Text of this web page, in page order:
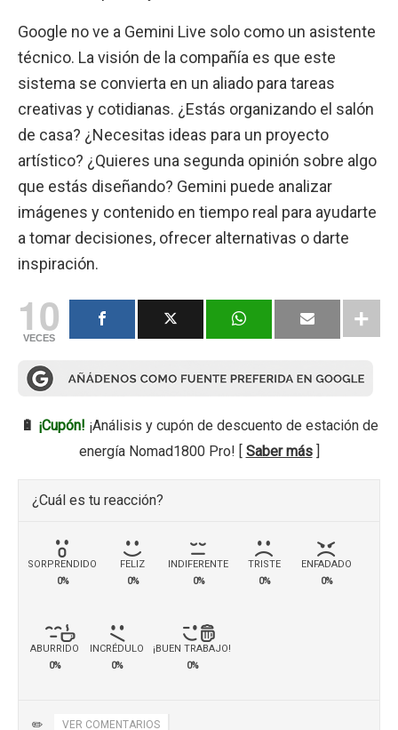
Google no ve a Gemini Live solo como un asistente
técnico. La visión de la compañía es que este
sistema se convierta en un aliado para tareas
creativas y cotidianas. ¿Estás organizando el salón
de casa? ¿Necesitas ideas para un proyecto
artístico? ¿Quieres una segunda opinión sobre algo
que estás diseñando? Gemini puede analizar
imágenes y contenido en tiempo real para ayudarte
a tomar decisiones, ofrecer alternativas o darte
inspiración.
10
VECES
🔋 ¡Cupón! ¡Análisis y cupón de descuento de estación de
energía Nomad1800 Pro! [ Saber más]
¿Cuál es tu reacción?
SORPRENDIDO
0%
FELIZ
0%
INDIFERENTE
0%
TRISTE
0%
ENFADADO
0%
ABURRIDO
0%
INCRÉDULO
0%
¡BUEN TRABAJO!
0%
✏️ VER COMENTARIOS